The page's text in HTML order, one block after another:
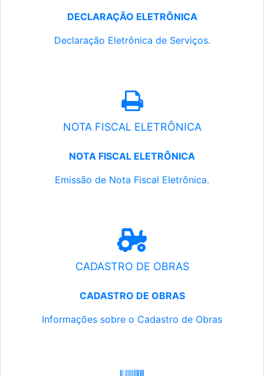
DECLARAÇÃO ELETRÔNICA
Declaração Eletrônica de Serviços.
NOTA FISCAL ELETRÔNICA
NOTA FISCAL ELETRÔNICA
Emissão de Nota Fiscal Eletrônica.
CADASTRO DE OBRAS
CADASTRO DE OBRAS
Informações sobre o Cadastro de Obras